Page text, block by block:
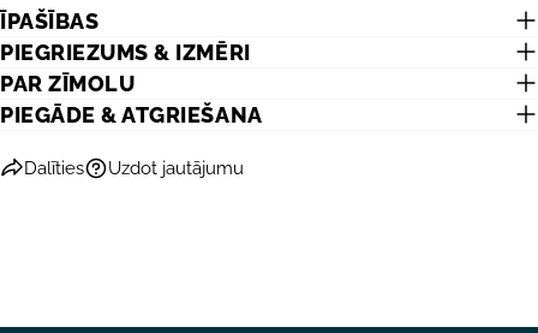
ĪPAŠĪBAS
PIEGRIEZUMS & IZMĒRI
PAR ZĪMOLU
PIEGĀDE & ATGRIEŠANA
Dalīties Uzdot jautājumu
Jūsu
Jūsu
pasts
telefons
Lauki, kas atzīmēti ar *, ir obligāti.